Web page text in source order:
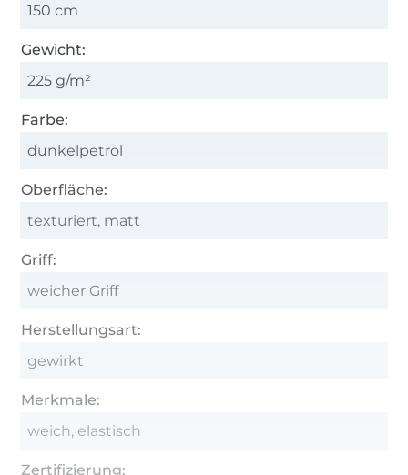
150 cm
Gewicht:
225 g/m²
Farbe:
dunkelpetrol
Oberfläche:
texturiert, matt
Griff:
weicher Griff
Herstellungsart:
gewirkt
Merkmale:
weich, elastisch
Zertifizierung: